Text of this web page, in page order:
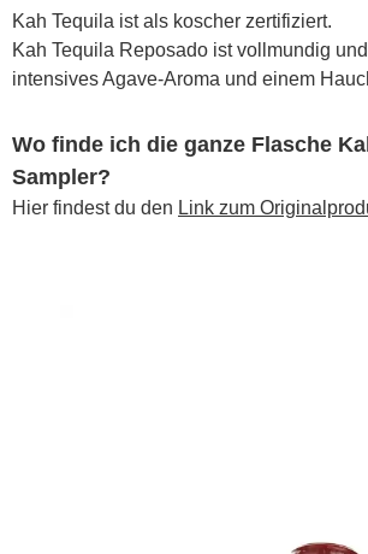
Kah Tequila ist als koscher zertifiziert.
Kah Tequila Reposado ist vollmundig
intensives Agave-Aroma und einem
Wo finde ich die ganze Flasche
Sampler?
Hier findest du den Link zum